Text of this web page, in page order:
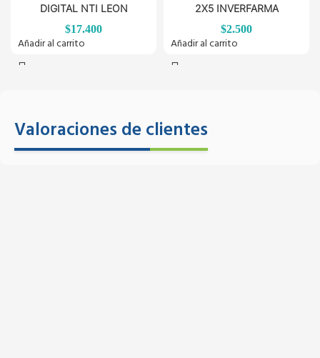
DIGITAL NTI LEON
$17.400
Añadir al carrito
2X5 INVERFARMA
$2.500
Añadir al carrito
Valoraciones de clientes